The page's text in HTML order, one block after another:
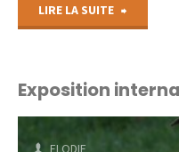
LIRE LA SUITE
x
Magic"
Exposition
ELODIE